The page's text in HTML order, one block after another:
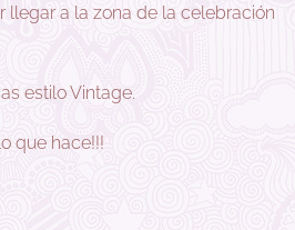
llegar a la zona de la celebración
estilo Vintage.
que hace!!!